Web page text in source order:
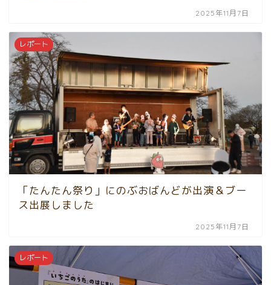
2025年11月7日
レポート
「たんたん祭り」にのぶおばんどが出演＆ブー
ス出展しました
2025年11月7日
レポート